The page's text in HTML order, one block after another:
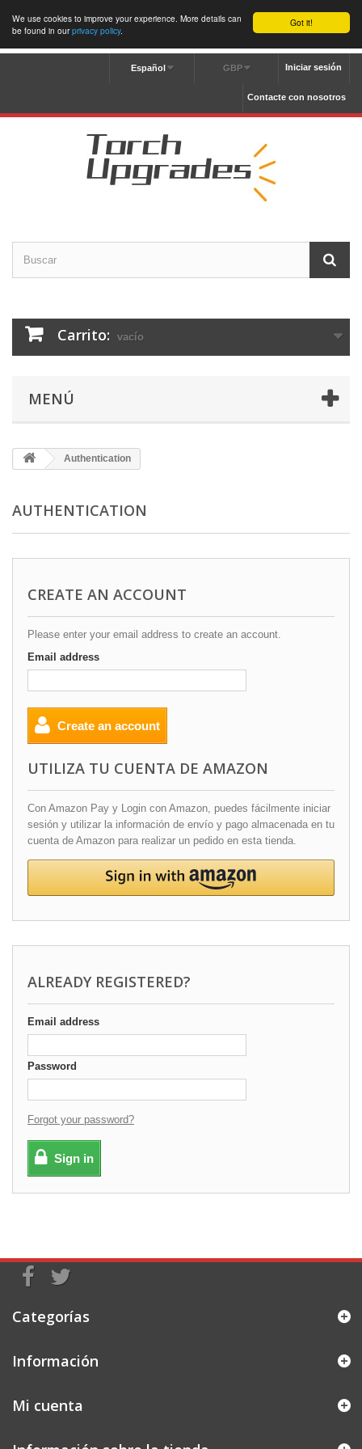
Got it!
We use cookies to improve your experience. More details can
be found in ourprivacy policy.
Iniciar sesión
GBP
Español
Contacte con nosotros
Carrito: vacío
MENÚ
Authentication
AUTHENTICATION
CREATE AN ACCOUNT
Please enter your email address to create an account.
Email address
Create an account
UTILIZA TU CUENTA DE AMAZON
Con Amazon Pay y Login con Amazon, puedes fácilmente iniciar
sesión y utilizar la información de envío y pago almacenada en tu
cuenta de Amazon para realizar un pedido en esta tienda.
ALREADY REGISTERED?
Email address
Password
Forgot your password?
Sign in
Categorías
Información
Mi cuenta